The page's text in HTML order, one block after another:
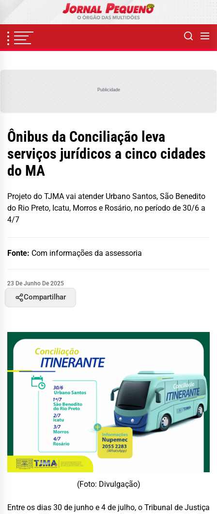
content
Publicidade
Ônibus da Conciliação leva
serviços jurídicos a cinco cidades
do MA
Projeto do TJMA vai atender Urbano Santos, São Benedito
do Rio Preto, Icatu, Morros e Rosário, no período de 30/6 a
4/7
Fonte: Com informações da assessoria
23 De Junho De 2025
Compartilhar
(Foto: Divulgação)
Entre os dias 30 de junho e 4 de julho, o Tribunal de Justiça